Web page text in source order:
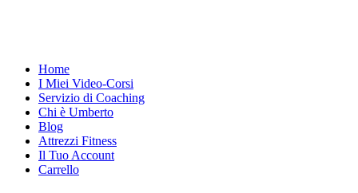
Home
I Miei Video-Corsi
Servizio di Coaching
Chi è Umberto
Blog
Attrezzi Fitness
Il Tuo Account
Carrello